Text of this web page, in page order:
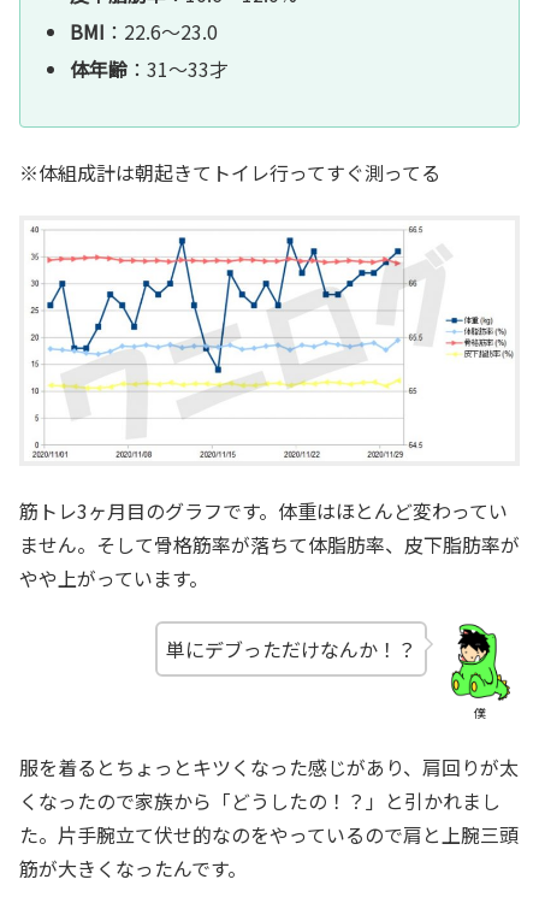
BMI ：22.6～23.0
体年齢 ：31～33才
※体組成計は朝起きてトイレ行ってすぐ測ってる
筋トレ3ヶ月目のグラフです。体重はほとんど変わってい
ません。そして骨格筋率が落ちて体脂肪率、皮下脂肪率が
やや上がっています。
僕
単にデブっただけなんか！？
服を着るとちょっとキツくなった感じがあり、肩回りが太
くなったので家族から「どうしたの！？」と引かれまし
た。片手腕立て伏せ的なのをやっているので肩と上腕三頭
筋が大きくなったんです。